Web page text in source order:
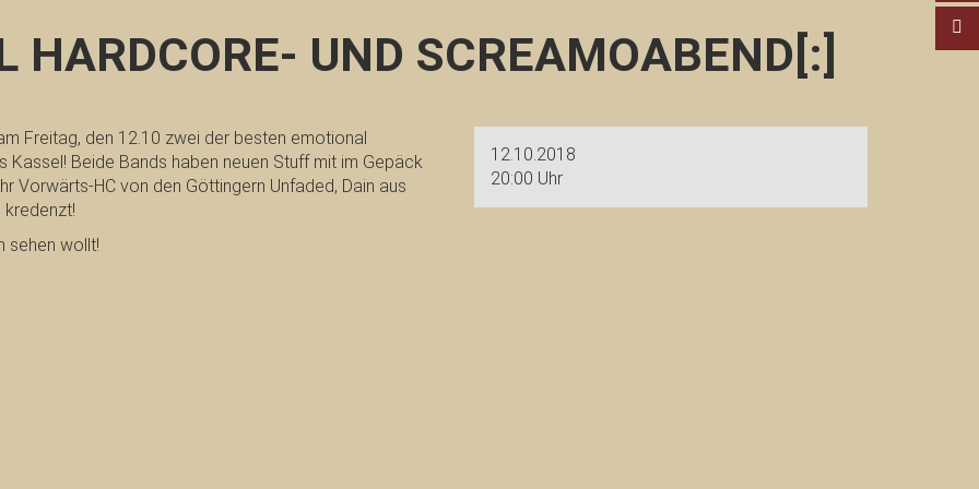
HARDCORE- UND SCREAMOABEND[:]
Freitag, den 12.10 zwei der besten emotional
Beide Bands haben neuen Stuff mit im Gepäck
Vorwärts-HC von den Göttingern Unfaded, Dain aus
sehen wollt!
12.10.2018
20:00 Uhr